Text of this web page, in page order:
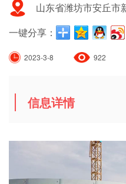
山东省潍坊市安丘市
一键分享：
2023-3-8 922
信息详情